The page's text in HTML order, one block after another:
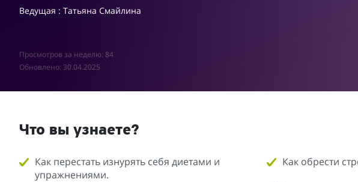
Ведущая : Татьяна Смайлина
Просмотров за неделю: 84
Обновлено: 30.04.2025
Что вы узнаете?
Как перестать изнурять себя диетами и
упражнениями.
Как обрести